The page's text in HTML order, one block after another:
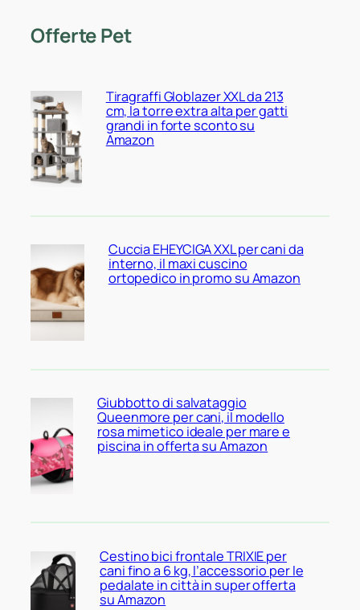
Offerte Pet
Tiragraffi Globlazer XXL da 213
cm, la torre extra alta per gatti
grandi in forte sconto su
Amazon
Cuccia EHEYCIGA XXL per cani da
interno, il maxi cuscino
ortopedico in promo su Amazon
Giubbotto di salvataggio
Queenmore per cani, il modello
rosa mimetico ideale per mare e
piscina in offerta su Amazon
Cestino bici frontale TRIXIE per
cani fino a 6 kg, l’accessorio per le
pedalate in città in super offerta
su Amazon